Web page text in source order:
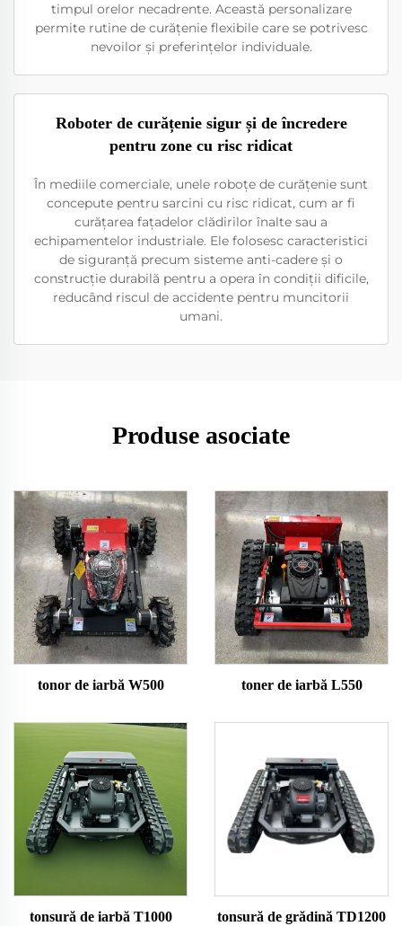
timpul orelor necadrente. Această personalizare
permite rutine de curățenie flexibile care se potrivesc
nevoilor și preferințelor individuale.
Roboter de curățenie sigur și de încredere
pentru zone cu risc ridicat
În mediile comerciale, unele roboțe de curățenie sunt
concepute pentru sarcini cu risc ridicat, cum ar fi
curățarea fațadelor clădirilor înalte sau a
echipamentelor industriale. Ele folosesc caracteristici
de siguranță precum sisteme anti-cadere și o
construcție durabilă pentru a opera în condiții dificile,
reducând riscul de accidente pentru muncitorii
umani.
Produse asociate
tonor de iarbă W500 toner de iarbă L550
tonsură de iarbă T1000 tonsură de grădină TD1200